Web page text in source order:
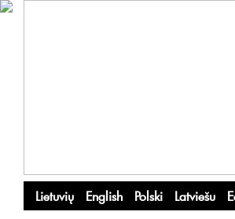
Lietuvių English Polski Latviešu